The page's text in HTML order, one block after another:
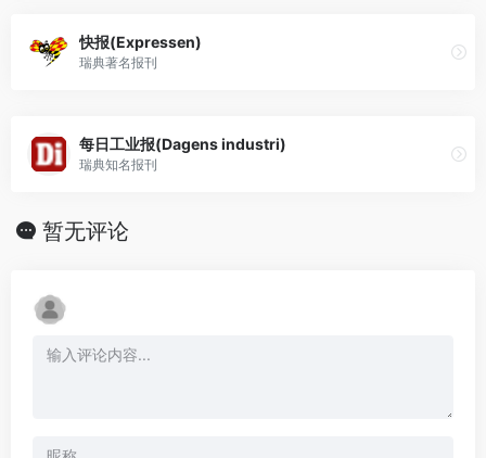
快报(Expressen)
瑞典著名报刊
每日工业报(Dagens industri)
瑞典知名报刊
暂无评论